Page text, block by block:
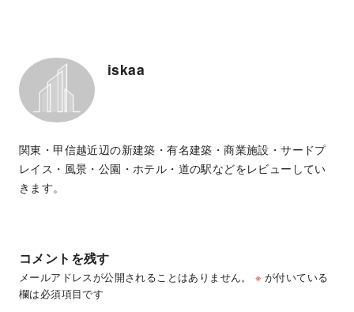
iskaa
関東・甲信越近辺の新建築・有名建築・商業施設・サードプ
レイス・風景・公園・ホテル・道の駅などをレビューしてい
きます。
コメントを残す
メールアドレスが公開されることはありません。 ※ が付いている
欄は必須項目です